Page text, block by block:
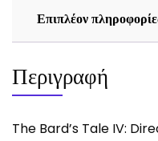
Επιπλέον
Περιγραφή
The Bard’s Tale IV: